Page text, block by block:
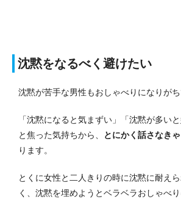
沈黙をなるべく避けたい
沈黙が苦手な男性もおしゃべりになりがち
「沈黙になると気まずい」「沈黙が多い
と焦った気持ちから、
とにかく話さなきゃ
ります。
とくに女性と二人きりの時に沈黙に耐え
く、 沈黙を埋めようとベラベラおしゃべ